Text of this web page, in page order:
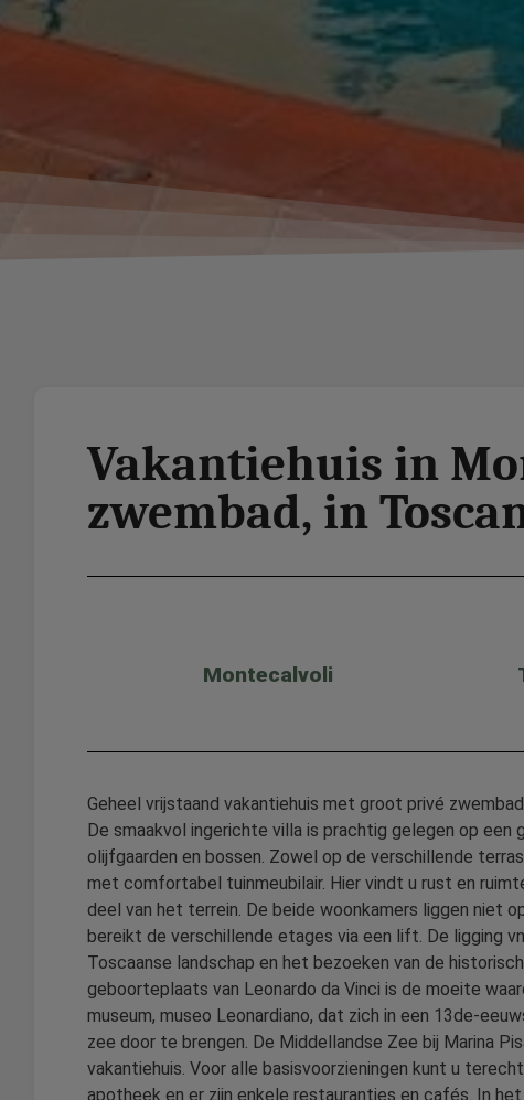
Vakantiehuis in
zwembad, in
Montecalvoli
Geheel vrijstaand vakantiehuis met groot privé
De smaakvol ingerichte villa is prachtig gelegen op
olijfgaarden en bossen. Zowel op de verschillende
met comfortabel tuinmeubilair. Hier vindt u rust en
deel van het terrein. De beide woonkamers liggen niet
bereikt de verschillende etages via een lift. De ligging
Toscaanse landschap en het bezoeken van de
geboorteplaats van Leonardo da Vinci is de moeite
museum, museo Leonardiano, dat zich in een 13de-
zee door te brengen. De Middellandse Zee bij Marina
vakantiehuis. Voor alle basisvoorzieningen kunt u
apotheek en er zijn enkele restaurantjes en cafés. In